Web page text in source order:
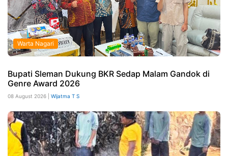
Warta Nagari
Bupati Sleman Dukung BKR Sedap Malam Gandok di
Genre Award 2026
08 August 2026 | Wijatma T S